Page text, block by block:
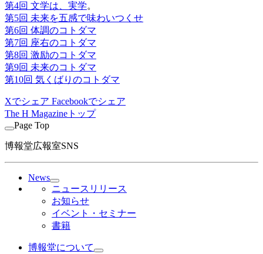
第4回 文学は、実学。
第5回 未来を五感で味わいつくせ
第6回 体調のコトダマ
第7回 座右のコトダマ
第8回 激励のコトダマ
第9回 未来のコトダマ
第10回 気くばりのコトダマ
Xでシェア Facebookでシェア
The H Magazineトップ
Page Top
博報堂広報室SNS
News
ニュースリリース
お知らせ
イベント・セミナー
書籍
博報堂について